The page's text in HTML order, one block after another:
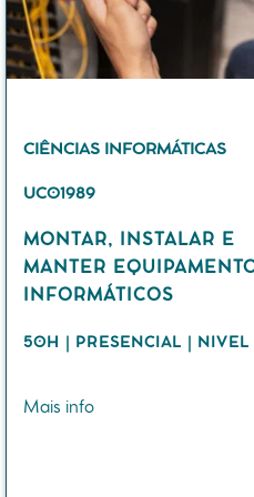
CIÊNCIAS INFORMÁTICAS
UC01989
MONTAR, INSTALAR E
MANTER
INFORMÁTICOS
50H | PRESENCIAL | NIVEL
Mais info